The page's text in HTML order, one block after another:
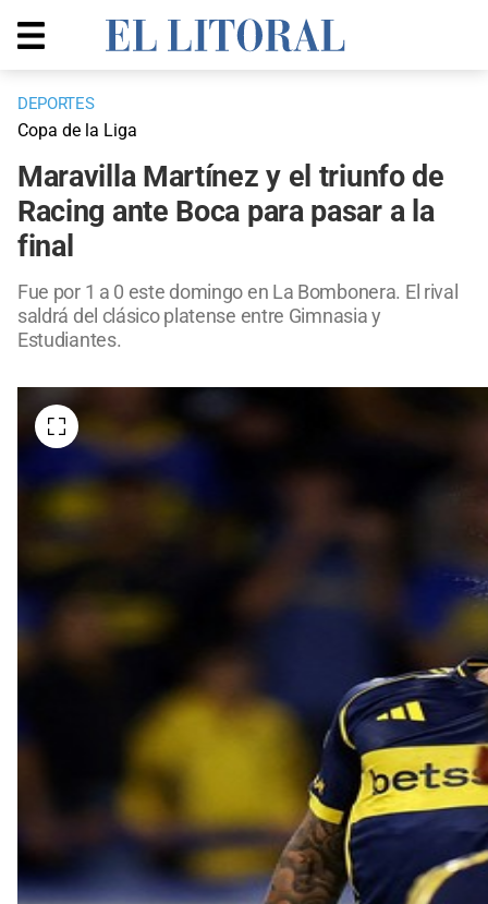
DEPORTES
Copa de la Liga
Maravilla Martínez y el triunfo de
Racing ante Boca para pasar a la
final
Fue por 1 a 0 este domingo en La Bombonera. El rival
saldrá del clásico platense entre Gimnasia y
Estudiantes.